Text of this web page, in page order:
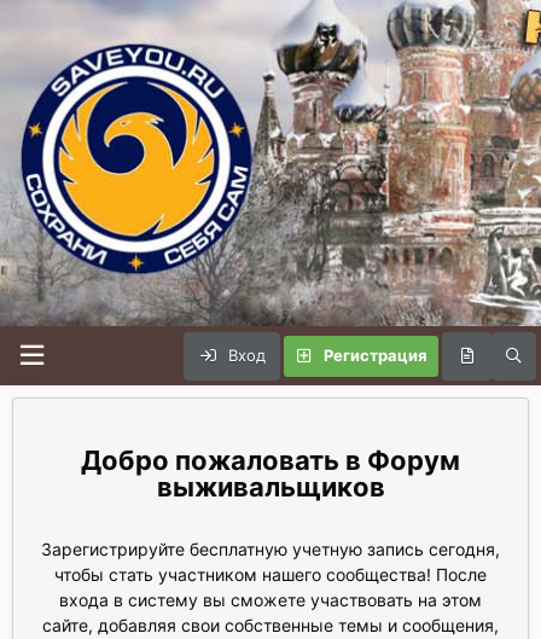
Вход Регистрация
Форум
выживальщиков
Зарегистрируйте бесплатную учетную запись сегодня,
чтобы стать участником нашего сообщества! После
входа в систему вы сможете участвовать на этом
сайте, добавляя свои собственные темы и сообщения,